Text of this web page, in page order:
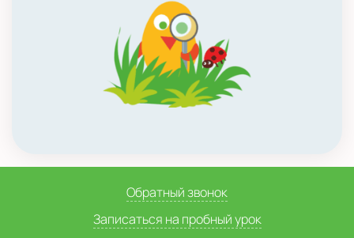
Обратный звонок
Записаться на пробный урок